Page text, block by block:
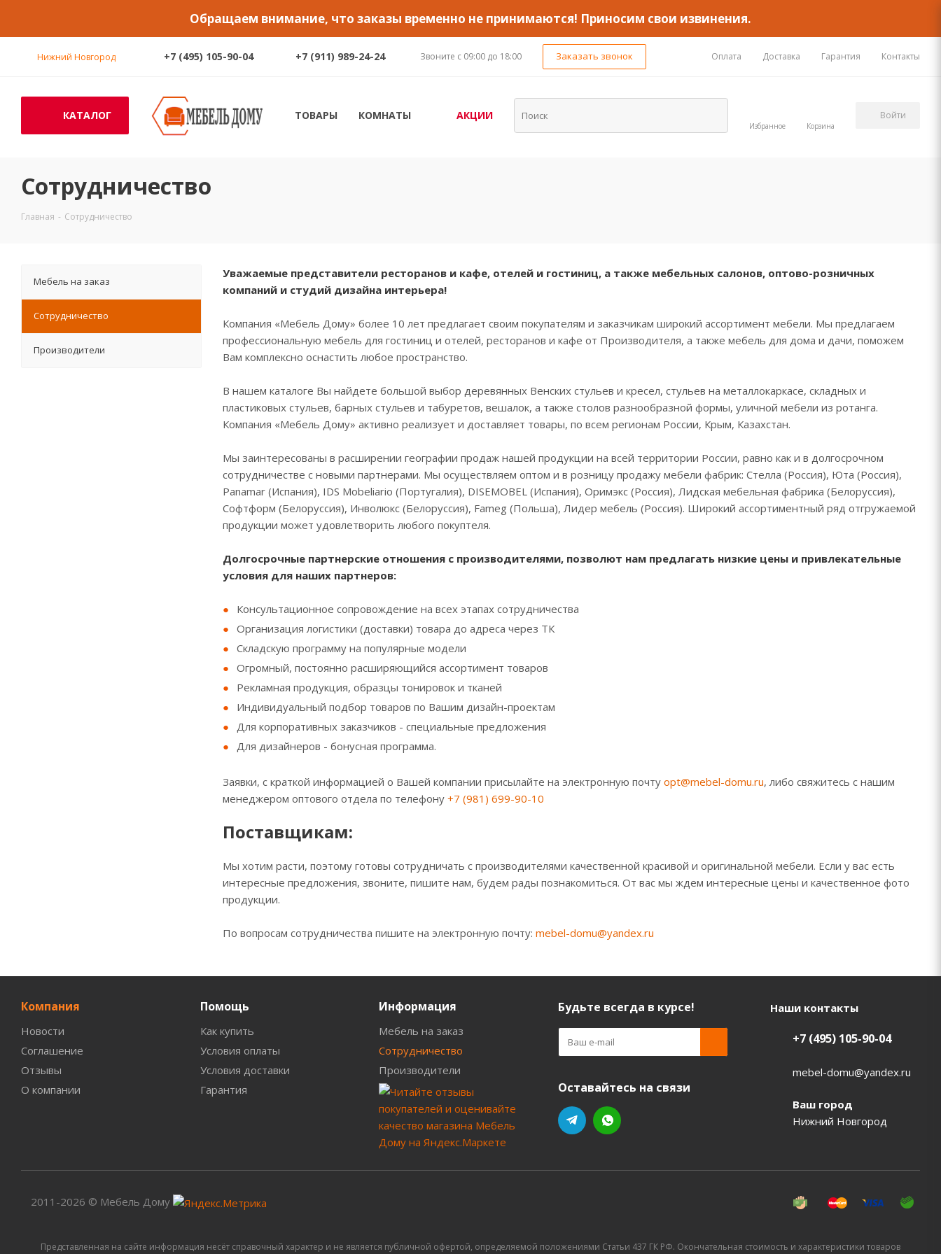
Обращаем внимание, что заказы временно не принимаются! Приносим свои извинения.
Нижний Новгород +7 (495) 105-90-04 +7 (911) 989-24-24 Звоните с 09:00 до 18:00 Заказать звонок Оплата Доставка Гарантия Контакты
КАТАЛОГ ТОВАРЫ КОМНАТЫ АКЦИИ
Избранное Корзина
Войти
Сотрудничество
Главная - Сотрудничество
Уважаемые представители ресторанов и кафе, отелей и гостиниц, а также мебельных салонов, оптово-розничных
компаний и студий дизайна интерьера!
Компания «Мебель Дому» более 10 лет предлагает своим покупателям и заказчикам широкий ассортимент мебели. Мы предлагаем
профессиональную мебель для гостиниц и отелей, ресторанов и кафе от Производителя, а также мебель для дома и дачи, поможем
Вам комплексно оснастить любое пространство.
В нашем каталоге Вы найдете большой выбор деревянных Венских стульев и кресел, стульев на металлокаркасе, складных и
пластиковых стульев, барных стульев и табуретов, вешалок, а также столов разнообразной формы, уличной мебели из ротанга.
Компания «Мебель Дому» активно реализует и доставляет товары, по всем регионам России, Крым, Казахстан.
Мы заинтересованы в расширении географии продаж нашей продукции на всей территории России, равно как и в долгосрочном
сотрудничестве с новыми партнерами. Мы осуществляем оптом и в розницу продажу мебели фабрик: Стелла (Россия), Юта (Россия),
Panamar (Испания), IDS Mobeliario (Португалия), DISEMOBEL (Испания), Оримэкс (Россия), Лидская мебельная фабрика (Белоруссия),
Софтформ (Белоруссия), Инволюкс (Белоруссия), Fameg (Польша), Лидер мебель (Россия). Широкий ассортиментный ряд отгружаемой
продукции может удовлетворить любого покуптеля.
Долгосрочные партнерские отношения с производителями, позволют нам предлагать низкие цены и привлекательные
условия для наших партнеров:
Консультационное сопровождение на всех этапах сотрудничества
Организация логистики (доставки) товара до адреса через ТК
Складскую программу на популярные модели
Огромный, постоянно расширяющийся ассортимент товаров
Рекламная продукция, образцы тонировок и тканей
Индивидуальный подбор товаров по Вашим дизайн-проектам
Для корпоративных заказчиков - специальные предложения
Для дизайнеров - бонусная программа.
Заявки, с краткой информацией о Вашей компании присылайте на электронную почту opt@mebel-domu.ru, либо свяжитесь с нашим
менеджером оптового отдела по телефону +7 (981) 699-90-10
Поставщикам:
Мы хотим расти, поэтому готовы сотрудничать с производителями качественной красивой и оригинальной мебели. Если у вас есть
интересные предложения, звоните, пишите нам, будем рады познакомиться. От вас мы ждем интересные цены и качественное фото
продукции.
По вопросам сотрудничества пишите на электронную почту: mebel-domu@yandex.ru
Мебель на заказ
Сотрудничество
Производители
Компания
Новости
Соглашение
Отзывы
О компании
Помощь
Как купить
Условия оплаты
Условия доставки
Гарантия
Информация
Мебель на заказ
Сотрудничество
Производители
Будьте всегда в курсе!
Оставайтесь на связи
Наши контакты
+7 (495) 105-90-04
mebel-domu@yandex.ru
Ваш город
Нижний Новгород
2011-2026 © Мебель Дому
Представленная на сайте информация несёт справочный характер и не является публичной офертой, определяемой положениями Статьи 437 ГК РФ. Окончательная стоимость и характеристики товаров